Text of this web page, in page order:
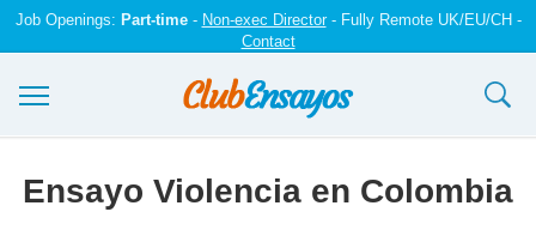
Job Openings: Part-time- Non-exec Director- Fully Remote UK/EU/CH -
Contact
Ensayo Violencia en Colombia